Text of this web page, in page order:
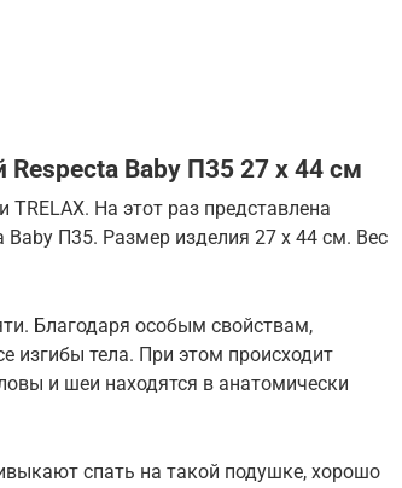
Respecta Baby П35 27 х 44 см
На этот раз представлена
Baby П35. Размер изделия 27 х 44 см. Вес
Благодаря особым свойствам,
изгибы тела. При этом происходит
и шеи находятся в анатомически
спать на такой подушке, хорошо